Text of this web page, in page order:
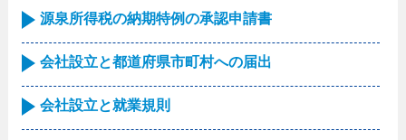
源泉所得税の納期特例の承認申請書
会社設立と都道府県市町村への届出
会社設立と就業規則